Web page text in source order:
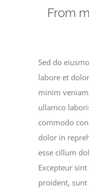
From
Sed do
labore et
minim
ullamco
commodo
dolor in
esse cillum
Excepteur
proident,